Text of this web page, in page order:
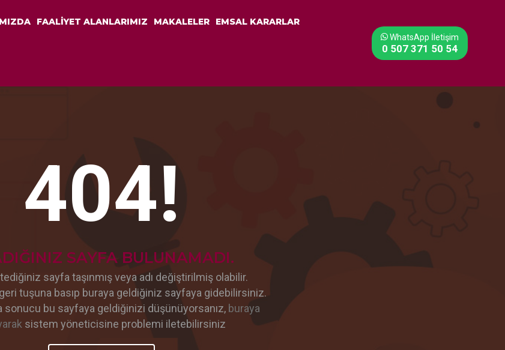
FAALİYET ALANLARIMIZ MAKALELER EMSAL KARARLAR
WhatsApp İletişim
0 507 371 50 54
404!
SAYFA BULUNAMADI.
sayfa taşınmış veya adı değiştirilmiş olabilir.
geri tuşuna basıp buraya geldiğiniz sayfaya gidebilirsiniz.
sonucu bu sayfaya geldiğinizi düşünüyorsanız, buraya
sistem yöneticisine problemi iletebilirsiniz